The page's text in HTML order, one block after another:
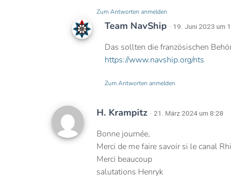
Zum Antworten anmelden
Team NavShip · 19. Juni 2023 um
Das sollten die französischen
https://www.navship.org/nts
Zum Antworten anmelden
H. Krampitz · 21. März 2024 um 8:28
Bonne journée,
Merci de me faire savoir si le canal
Merci beaucoup
salutations Henryk